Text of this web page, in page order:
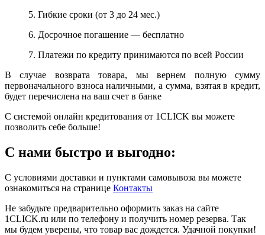
5. Гибкие сроки (от 3 до 24 мес.)
6. Досрочное погашение — бесплатно
7. Платежи по кредиту принимаются по всей России
В случае возврата товара, мы вернем полную сумму
первоначального взноса наличными, а сумма, взятая в кредит,
будет перечислена на ваш счет в банке
С системой онлайн кредитования от 1CLICK вы можете
позволить себе больше!
С нами быстро и выгодно:
С условиями доставки и пунктами самовывоза вы можете
ознакомиться на странице Контакты
Не забудьте предварительно оформить заказ на сайте
1CLICK.ru или по телефону и получить номер резерва. Так
мы будем уверены, что товар вас дождется. Удачной покупки!